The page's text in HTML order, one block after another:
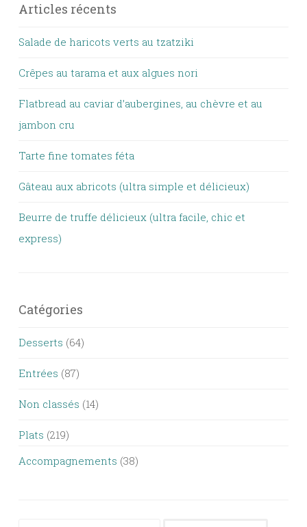
Articles récents
Salade de haricots verts au tzatziki
Crêpes au tarama et aux algues nori
Flatbread au caviar d’aubergines, au chèvre et au
jambon cru
Tarte fine tomates féta
Gâteau aux abricots (ultra simple et délicieux)
Beurre de truffe délicieux (ultra facile, chic et
express)
Catégories
Desserts (64)
Entrées (87)
Non classés (14)
Plats (219)
Accompagnements (38)